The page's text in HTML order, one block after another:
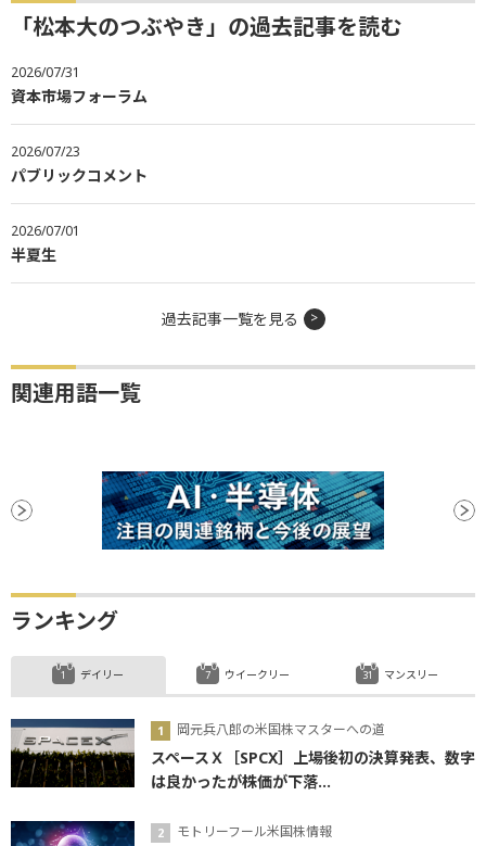
「松本大のつぶやき」の過去記事を読む
2026/07/31
資本市場フォーラム
2026/07/23
パブリックコメント
2026/07/01
半夏生
過去記事一覧を見る
関連用語一覧
ランキング
デイリー
岡元兵八郎の米国株マスターへの道
スペースＸ［SPCX］上場後初の決算発表、数字
は良かったが株価が下落...
モトリーフール米国株情報
ウイークリー マンスリー